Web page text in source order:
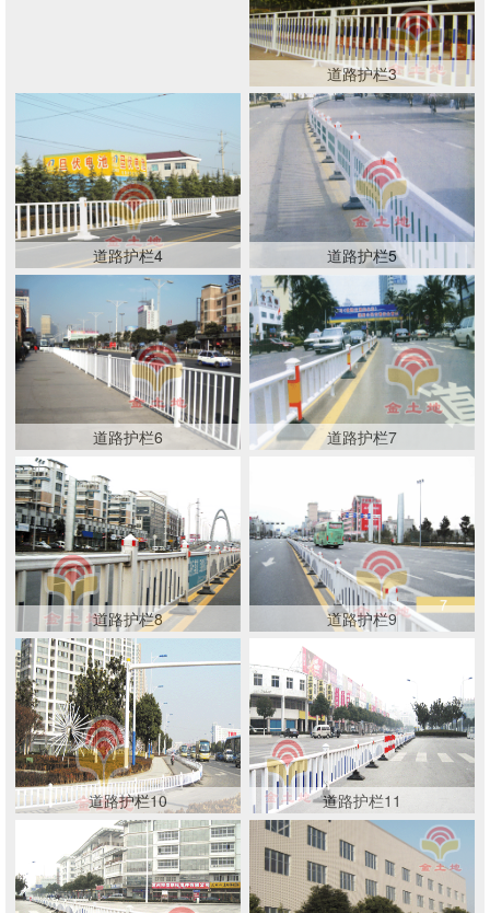
道路护栏3
道路护栏4 道路护栏5
道路护栏6 道路护栏7
道路护栏8 道路护栏9
道路护栏10 道路护栏11